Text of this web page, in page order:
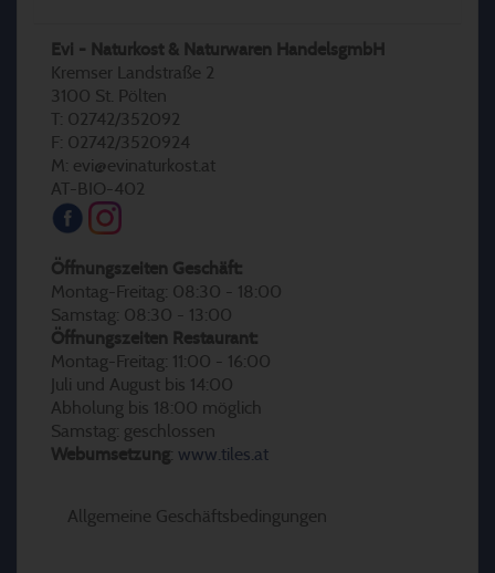
Evi - Naturkost & Naturwaren HandelsgmbH
Kremser Landstraße 2
3100 St. Pölten
T: 02742/352092
F: 02742/3520924
M: evi@evinaturkost.at
AT-BIO-402
Öffnungszeiten Geschäft:
Montag-Freitag: 08:30 - 18:00
Samstag: 08:30 - 13:00
Öffnungszeiten Restaurant:
Montag-Freitag: 11:00 - 16:00
Juli und August bis 14:00
Abholung bis 18:00 möglich
Samstag: geschlossen
Webumsetzung: www.tiles.at
Allgemeine Geschäftsbedingungen